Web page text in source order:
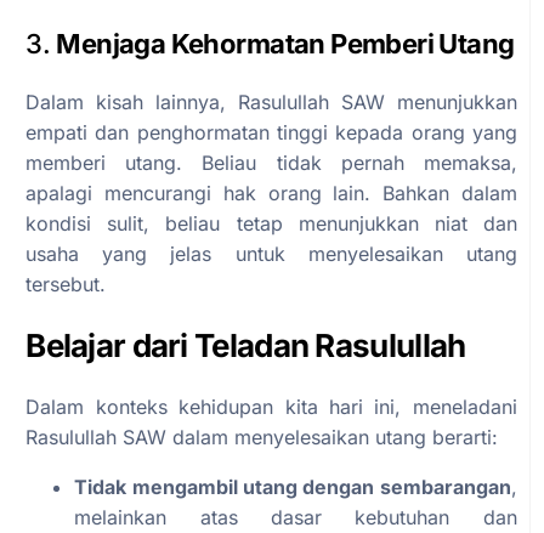
3. Menjaga Kehormatan Pemberi Utang
Dalam kisah lainnya, Rasulullah SAW menunjukkan
empati dan penghormatan tinggi kepada orang yang
memberi utang. Beliau tidak pernah memaksa,
apalagi mencurangi hak orang lain. Bahkan dalam
kondisi sulit, beliau tetap menunjukkan niat dan
usaha yang jelas untuk menyelesaikan utang
tersebut.
Belajar dari Teladan Rasulullah
Dalam konteks kehidupan kita hari ini, meneladani
Rasulullah SAW dalam menyelesaikan utang berarti:
Tidak mengambil utang dengan sembarangan,
melainkan atas dasar kebutuhan dan